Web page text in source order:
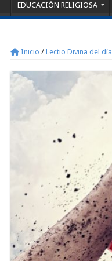
EDUCACIÓN RELIGIOSA
Inicio / Lectio Divina del día